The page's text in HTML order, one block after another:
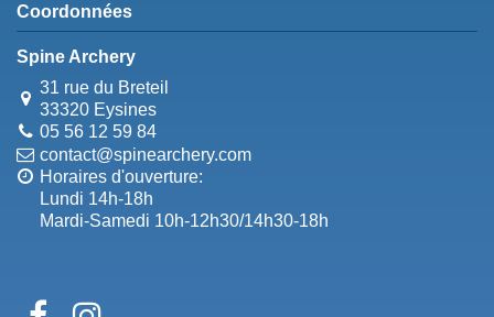
Coordonnées
Spine Archery
31 rue du Breteil
33320 Eysines
05 56 12 59 84
contact@spinearchery.com
Horaires d'ouverture:
Lundi 14h-18h
Mardi-Samedi 10h-12h30/14h30-18h